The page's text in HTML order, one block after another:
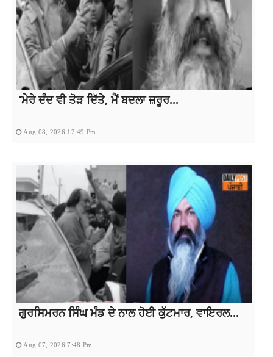
‘ਮੇਰੇ ਦੰਦ ਵੀ ਤੋੜ ਦਿੱਤੇ, ਮੈਂ ਬਦਲਾ ਜ਼ਰੂਰ...
Aug 08, 2026 12:49 Pm
ਗੁਰਸਿਮਰਨ ਸਿੰਘ ਮੰਡ ਦੇ ਨਾਲ ਹੋਈ ਕੁੱਟਮਾਰ, ਵਾਇਰਲ...
Aug 07, 2026 7:48 Pm